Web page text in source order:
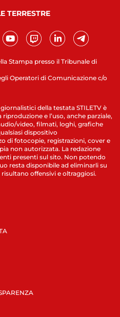
Stampa presso il Tribunale di
Operatori di Comunicazione c/o
TERRESTRE
della testata STILETV è
e l’uso, anche parziale,
video, filmati, loghi, grafiche
dispositivo
di fotocopie, registrazioni, cover e
non autorizzata. La redazione
presenti sul sito. Non potendo
resta disponibile ad eliminarli su
offensivi e oltraggiosi.